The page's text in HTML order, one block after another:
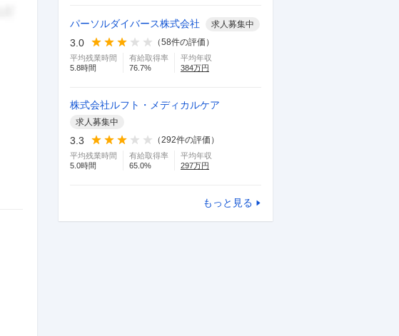
パーソルダイバース株式会社 求人募集中
3.0 （58件の評価）
平均残業時間
5.8時間
有給取得率
76.7%
平均年収
384万円
株式会社ルフト・メディカルケア
求人募集中
3.3 （292件の評価）
平均残業時間
5.0時間
有給取得率
65.0%
平均年収
297万円
もっと見る